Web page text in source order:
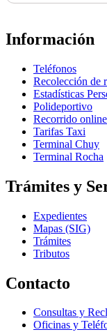
Información
Teléfonos
Recolección de
Estadísticas
Polideportivo
Recorrido
Tarifas Taxi
Terminal Chuy
Terminal Rocha
Trámites y
Expedientes
Mapas (SIG)
Trámites
Tributos
Contacto
Consultas y
Oficinas y